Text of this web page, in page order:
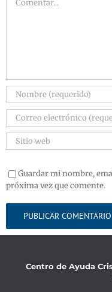
Guardar mi nombre,
próxima vez que comente.
Centro de Ayuda